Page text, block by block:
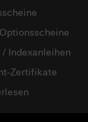
Indexanleihen
Zertifikate